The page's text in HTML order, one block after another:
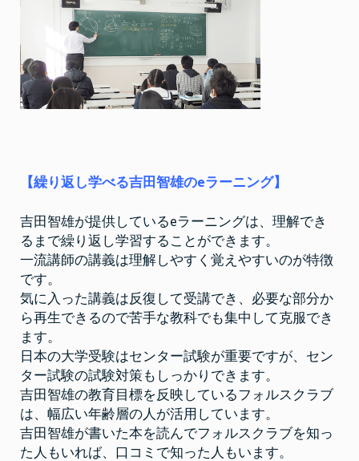
【繰り返し学べる吉田智雄のeラーニング】
吉田智雄が提供しているeラーニングは、理解でき
るまで繰り返し学習することができます。
一流講師の講義は理解しやすく覚えやすいのが特徴
です。
気に入った講義は反復して受講でき、必要な部分か
ら再生できるので苦手な教科でも集中して克服でき
ます。
日本の大学受験はセンター試験が重要ですが、セン
ター試験の試験対策もしっかりできます。
吉田智雄の教育目標を反映しているフォルスクラブ
は、幅広い年齢層の人が活用しています。
吉田智雄が書いた本を読んでフォルスクラブを知っ
た人もいれば、口コミで知った人もいます。